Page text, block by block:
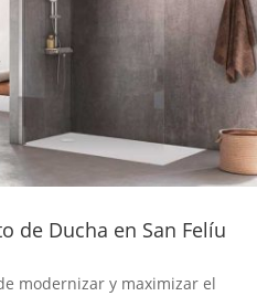
de Ducha en San Felíu
modernizar y maximizar el